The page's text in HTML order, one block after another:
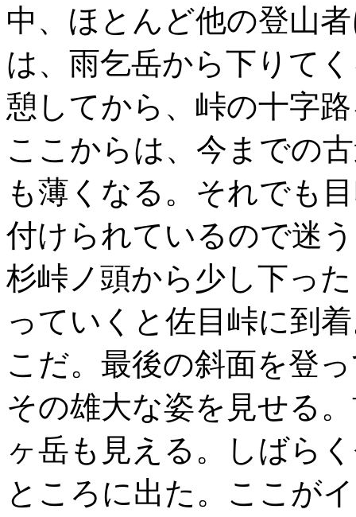
中、ほとんど他の登山
は、雨乞岳から下りて
憩してから、峠の十字
ここからは、今までの
も薄くなる。それでも
付けられているので迷
杉峠ノ頭から少し下っ
っていくと佐目峠に到
こだ。最後の斜面を登
その雄大な姿を見せる
ヶ岳も見える。しばら
ところに出た。ここが